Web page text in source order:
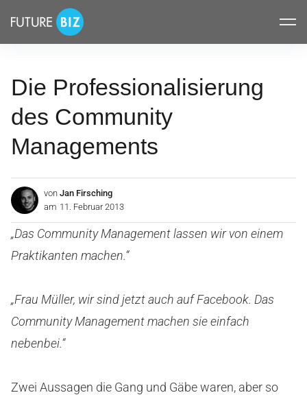
überspringen
FUTUREBIZ
Die Professionalisierung
des Community
Managements
von Jan Firsching
am 11. Februar 2013
„Das Community Management lassen wir von einem
Praktikanten machen.“
„Frau Müller, wir sind jetzt auch auf Facebook. Das
Community Management machen sie einfach
nebenbei.“
Zwei Aussagen die Gang und Gäbe waren, aber so